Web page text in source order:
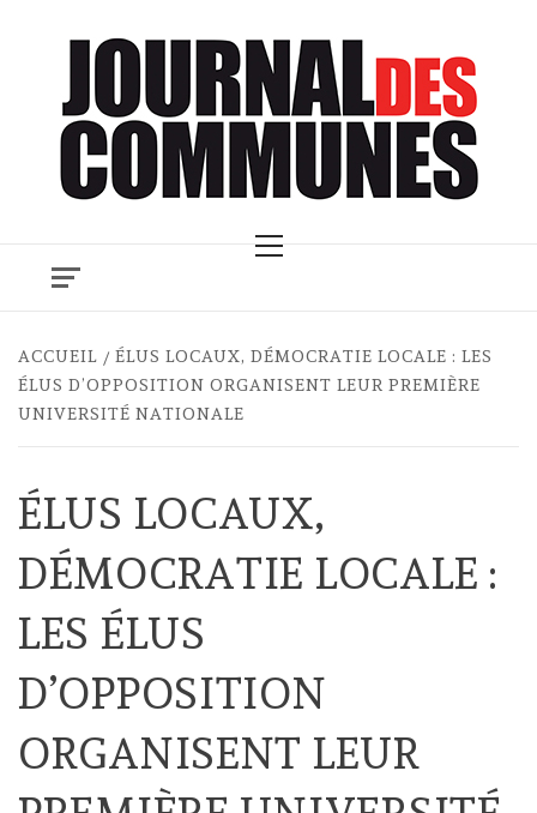
Menu
ACCUEIL
ÉLUS LOCAUX, DÉMOCRATIE LOCALE : LES
ÉLUS D’OPPOSITION ORGANISENT LEUR PREMIÈRE
UNIVERSITÉ NATIONALE
ÉLUS LOCAUX,
DÉMOCRATIE LOCALE :
LES ÉLUS
D’OPPOSITION
ORGANISENT LEUR